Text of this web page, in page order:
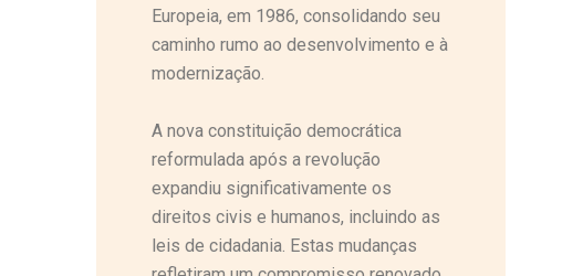
Europeia, em 1986, consolidando seu
caminho rumo ao desenvolvimento e à
modernização.
A nova constituição democrática
reformulada após a revolução
expandiu significativamente os
direitos civis e humanos, incluindo as
leis de cidadania. Estas mudanças